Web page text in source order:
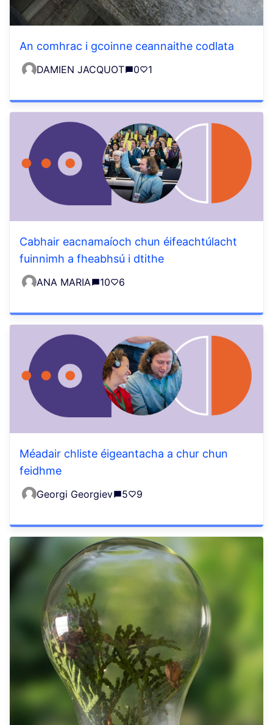
An comhrac i gcoinne ceannaithe codlata
DAMIEN JACQUOT 0 1
Cabhair eacnamaíoch chun éifeachtúlacht
fuinnimh a fheabhsú i dtithe
ANA MARIA 10 6
Méadair chliste éigeantacha a chur chun
feidhme
Georgi Georgiev 5 9